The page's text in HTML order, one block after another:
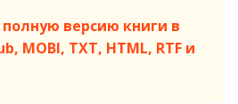
версию книги в
MOBI, TXT, HTML, RTF и